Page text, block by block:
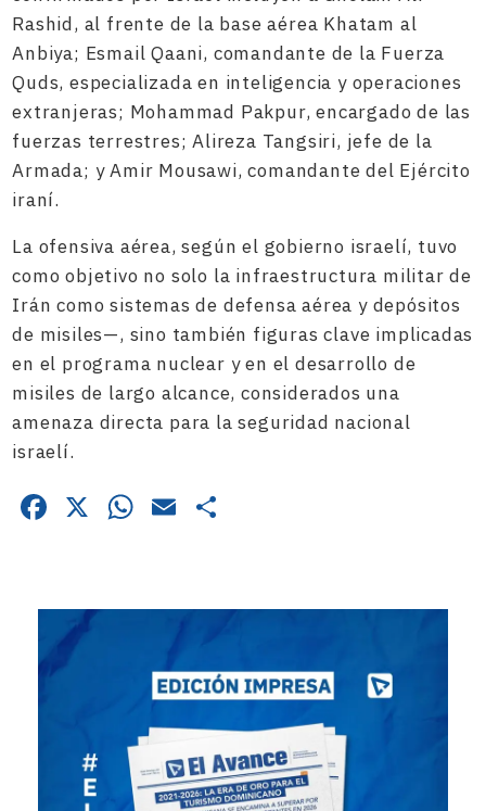
Rashid, al frente de la base aérea Khatam al
Anbiya; Esmail Qaani, comandante de la Fuerza
Quds, especializada en inteligencia y operaciones
extranjeras; Mohammad Pakpur, encargado de las
fuerzas terrestres; Alireza Tangsiri, jefe de la
Armada; y Amir Mousawi, comandante del Ejército
iraní.
La ofensiva aérea, según el gobierno israelí, tuvo
como objetivo no solo la infraestructura militar de
Irán como sistemas de defensa aérea y depósitos
de misiles—, sino también figuras clave implicadas
en el programa nuclear y en el desarrollo de
misiles de largo alcance, considerados una
amenaza directa para la seguridad nacional
israelí.
Facebook
X WhatsApp
Email